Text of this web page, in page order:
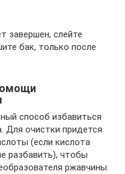
завершен, слейте
бак, только после
способ избавиться
Для очистки придется
(если кислота
разбавить), чтобы
ржавчины.